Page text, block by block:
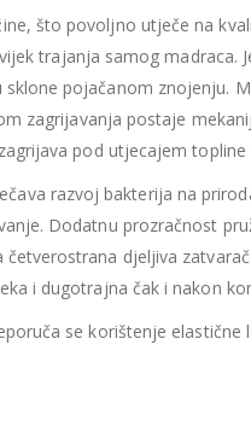
što povoljno utječe na
trajanja samog madraca.
pojačanom znojenju.
zagrijavanja postaje
pod utjecajem topline
razvoj bakterija na
Dodatnu prozračnost
djeljiva
i dugotrajna čak i nakon
se korištenje elastične
435.66 €
Ušteda : 43.57€
0396.06
356.45€uklj.PDV
Najniža cijena u
396.06€
Ušteda : 39.61€